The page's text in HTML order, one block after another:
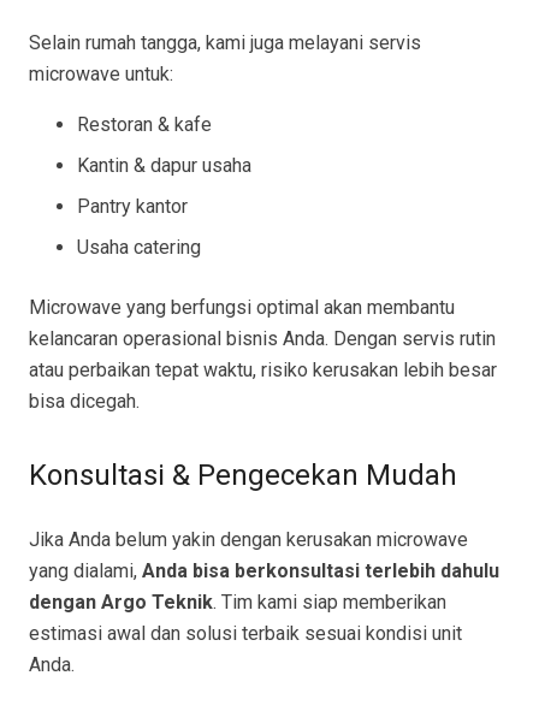
Selain rumah tangga, kami juga melayani servis
microwave untuk:
Restoran & kafe
Kantin & dapur usaha
Pantry kantor
Usaha catering
Microwave yang berfungsi optimal akan membantu
kelancaran operasional bisnis Anda. Dengan servis rutin
atau perbaikan tepat waktu, risiko kerusakan lebih besar
bisa dicegah.
Konsultasi & Pengecekan Mudah
Jika Anda belum yakin dengan kerusakan microwave
yang dialami, Anda bisa berkonsultasi terlebih dahulu
dengan Argo Teknik. Tim kami siap memberikan
estimasi awal dan solusi terbaik sesuai kondisi unit
Anda.